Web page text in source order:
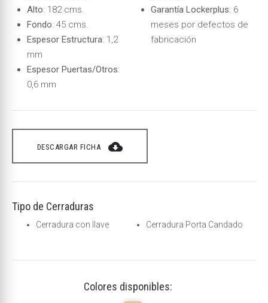
Alto: 182 cms.
Fondo: 45 cms.
Espesor Estructura: 1,2
mm
Espesor Puertas/Otros:
0,6 mm
Garantía Lockerplus: 6
meses por defectos de
fabricación
DESCARGAR FICHA cloud_download
Tipo de Cerraduras
Cerradura con llave Cerradura Porta Candado
Colores disponibles: